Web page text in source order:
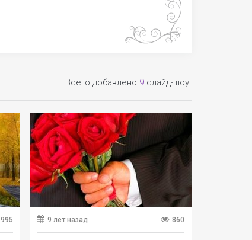
Всего добавлено 9 слайд-шоу.
995 9 лет назад 860